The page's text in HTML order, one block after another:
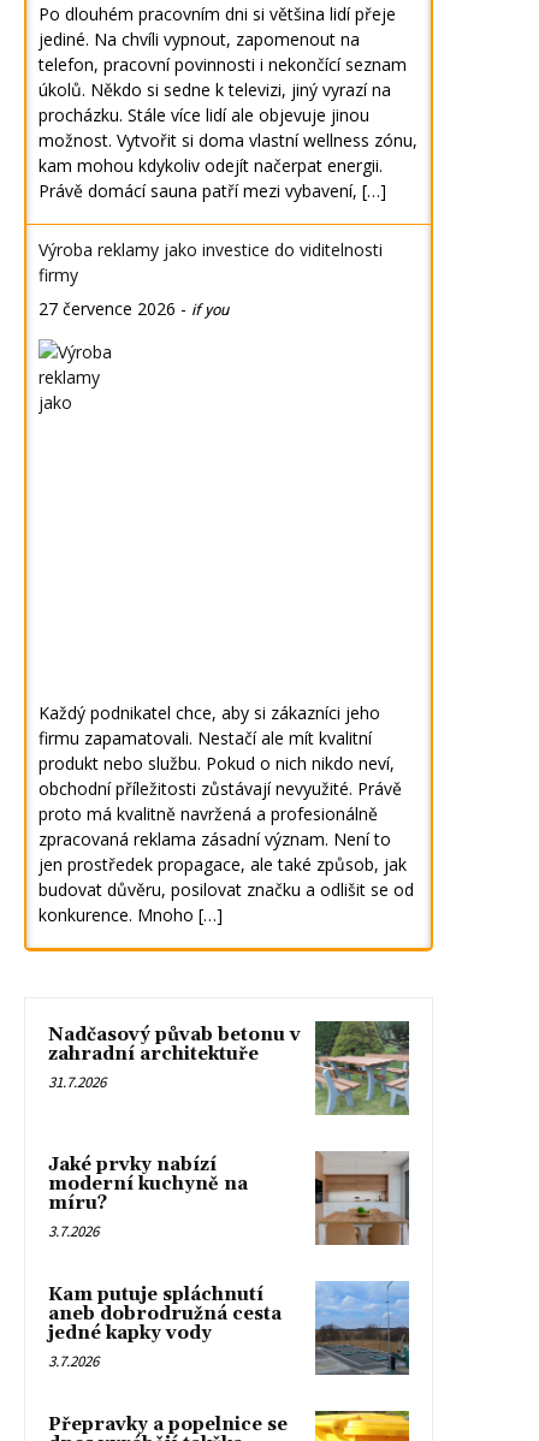
Po dlouhém pracovním dni si většina lidí přeje
jediné. Na chvíli vypnout, zapomenout na
telefon, pracovní povinnosti i nekončící seznam
úkolů. Někdo si sedne k televizi, jiný vyrazí na
procházku. Stále více lidí ale objevuje jinou
možnost. Vytvořit si doma vlastní wellness zónu,
kam mohou kdykoliv odejít načerpat energii.
Právě domácí sauna patří mezi vybavení, […]
Výroba reklamy jako investice do viditelnosti
firmy
27 července 2026 - if you
Každý podnikatel chce, aby si zákazníci jeho
firmu zapamatovali. Nestačí ale mít kvalitní
produkt nebo službu. Pokud o nich nikdo neví,
obchodní příležitosti zůstávají nevyužité. Právě
proto má kvalitně navržená a profesionálně
zpracovaná reklama zásadní význam. Není to
jen prostředek propagace, ale také způsob, jak
budovat důvěru, posilovat značku a odlišit se od
konkurence. Mnoho […]
Nadčasový půvab betonu v
zahradní architektuře
31.7.2026
Jaké prvky nabízí
moderní kuchyně na
míru?
3.7.2026
Kam putuje spláchnutí
aneb dobrodružná cesta
jedné kapky vody
3.7.2026
Přepravky a popelnice se